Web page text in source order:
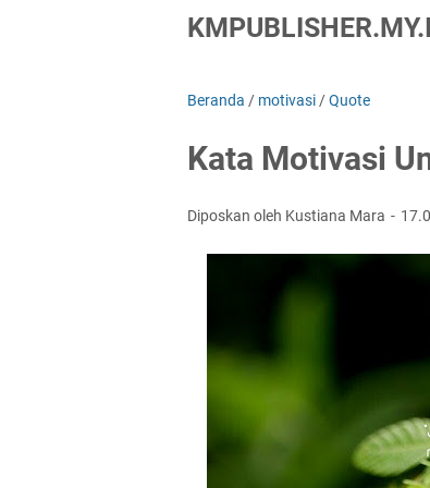
Beranda / motivasi /Quote
Kata Motivasi
Diposkan oleh Kustiana Mara